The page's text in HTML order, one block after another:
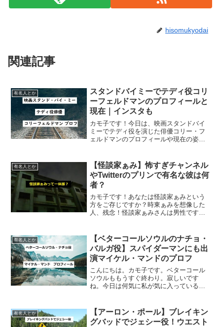
hisomukyodai
関連記事
有名人とか
スタンドバイミーでテディ役コリ
ーフェルドマンのプロフィールと
現在｜インスタも
カモ子です！今日は、映画スタンドバイ
ミーでテディ役を演じた俳優コリー・フ
ェルドマンのプロフィールや現在の姿な
の投稿をInstagramで見る Corey
Feldma...
有名人とか
【怪談家ぁみ】怖すぎチャンネル
やTwitterのプリンで有名な彼は何
者？
カモ子です！あなたは怪談家ぁみという
方をご存じですか？時東ぁみを想像した
人、残念！怪談家ぁみさんは男性です。
プリン事件や簡単プロフィールをご紹介
したいと思います。怪談家...
有名人とか
【ベターコールソウルのナチョ・
バルガ役】スパイダーマンにも出
演マイケル・マンドのプロフ
こんにちは。カモ子です。ベターコール
ソウルももうすぐ終わり。寂しいです
ね。今日は何気に私が気に入っている
方です。目がキリっとしていて、父親思
いで、応援したくなる！！ベタ...
有名人とか
【アーロン・ポール】ブレイキン
グバッドでジェシー役！ウエスト